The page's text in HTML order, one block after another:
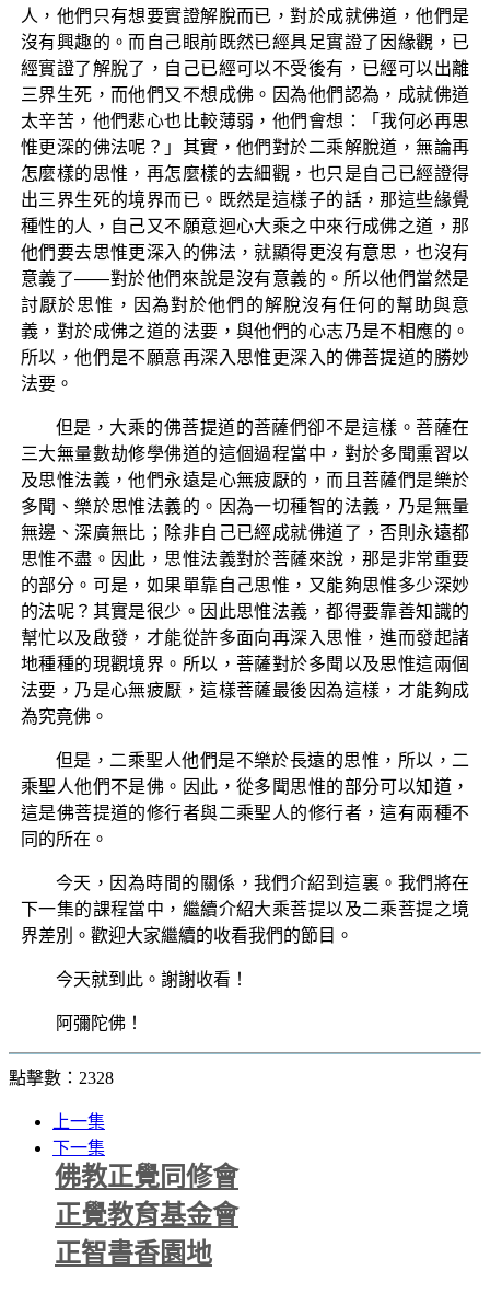
人，他們只有想要實證解脫而已，對於成就佛道，他們是
沒有興趣的。而自己眼前既然已經具足實證了因緣觀，已
經實證了解脫了，自己已經可以不受後有，已經可以出離
三界生死，而他們又不想成佛。因為他們認為，成就佛道
太辛苦，他們悲心也比較薄弱，他們會想：「我何必再思
惟更深的佛法呢？」其實，他們對於二乘解脫道，無論再
怎麼樣的思惟，再怎麼樣的去細觀，也只是自己已經證得
出三界生死的境界而已。既然是這樣子的話，那這些緣覺
種性的人，自己又不願意迴心大乘之中來行成佛之道，那
他們要去思惟更深入的佛法，就顯得更沒有意思，也沒有
意義了——對於他們來說是沒有意義的。所以他們當然是
討厭於思惟，因為對於他們的解脫沒有任何的幫助與意
義，對於成佛之道的法要，與他們的心志乃是不相應的。
所以，他們是不願意再深入思惟更深入的佛菩提道的勝妙
法要。
但是，大乘的佛菩提道的菩薩們卻不是這樣。菩薩在
三大無量數劫修學佛道的這個過程當中，對於多聞熏習以
及思惟法義，他們永遠是心無疲厭的，而且菩薩們是樂於
多聞、樂於思惟法義的。因為一切種智的法義，乃是無量
無邊、深廣無比；除非自己已經成就佛道了，否則永遠都
思惟不盡。因此，思惟法義對於菩薩來說，那是非常重要
的部分。可是，如果單靠自己思惟，又能夠思惟多少深妙
的法呢？其實是很少。因此思惟法義，都得要靠善知識的
幫忙以及啟發，才能從許多面向再深入思惟，進而發起諸
地種種的現觀境界。所以，菩薩對於多聞以及思惟這兩個
法要，乃是心無疲厭，這樣菩薩最後因為這樣，才能夠成
為究竟佛。
但是，二乘聖人他們是不樂於長遠的思惟，所以，二
乘聖人他們不是佛。因此，從多聞思惟的部分可以知道，
這是佛菩提道的修行者與二乘聖人的修行者，這有兩種不
同的所在。
今天，因為時間的關係，我們介紹到這裏。我們將在
下一集的課程當中，繼續介紹大乘菩提以及二乘菩提之境
界差別。歡迎大家繼續的收看我們的節目。
今天就到此。謝謝收看！
阿彌陀佛！
點擊數：2328
上一集
下一集
佛教正覺同修會
正覺教育基金會
正智書香園地